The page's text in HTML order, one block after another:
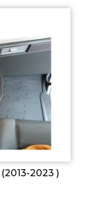
2023 )